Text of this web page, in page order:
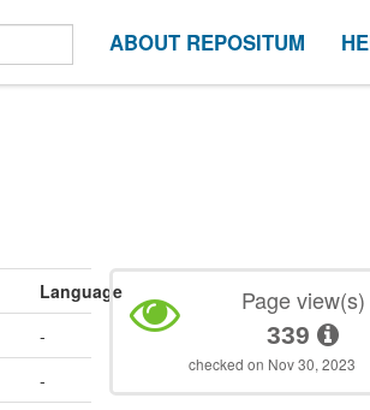
ABOUT REPOSITUM
Language
-
-
Page view(s)
339
checked on Nov 30, 2023